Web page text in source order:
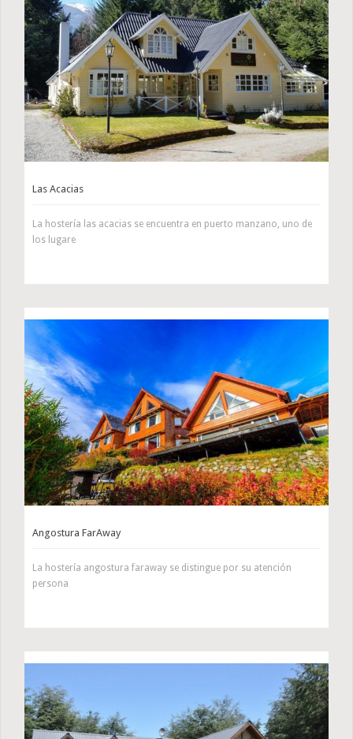
Las Acacias
La hostería las acacias se encuentra en puerto manzano, uno de
los lugare
Angostura FarAway
La hostería angostura faraway se distingue por su atención
persona